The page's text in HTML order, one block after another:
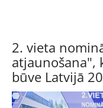
2. vieta
atjaunošana",
būve Latvijā